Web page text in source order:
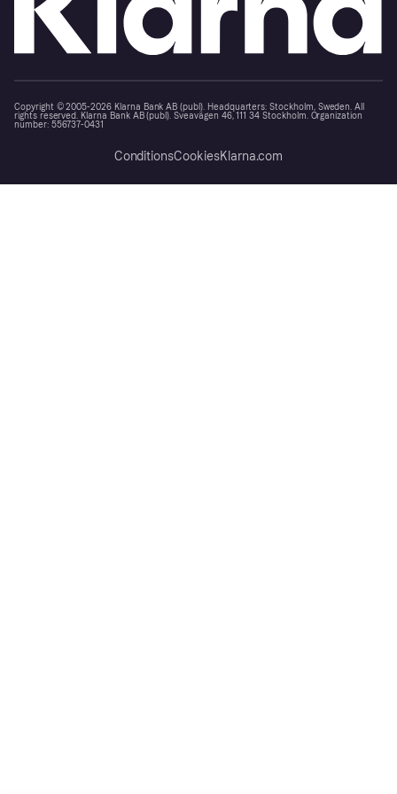
Copyright © 2005-2026 Klarna Bank AB (publ). Headquarters: Stockholm, Sweden. All
rights reserved. Klarna Bank AB (publ). Sveavägen 46, 111 34 Stockholm. Organization
number: 556737-0431
ConditionsCookiesKlarna.com